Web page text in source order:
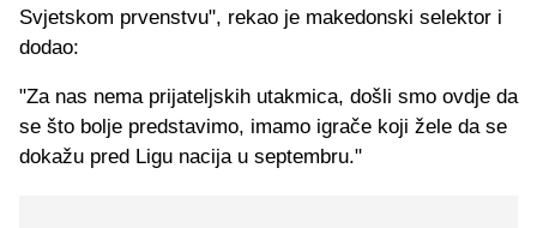
Svjetskom prvenstvu", rekao je makedonski selektor i
dodao:
"Za nas nema prijateljskih utakmica, došli smo ovdje da
se što bolje predstavimo, imamo igrače koji žele da se
dokažu pred Ligu nacija u septembru."